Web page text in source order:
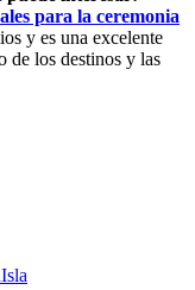
para la ceremonia
y es una excelente
de los destinos y las
Isla